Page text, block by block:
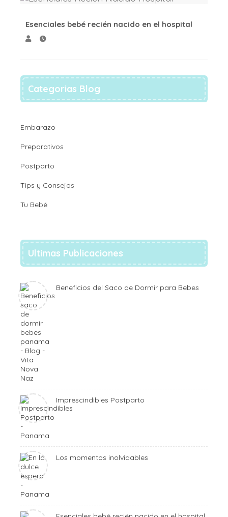
Esenciales bebé recién nacido en el hospital
Categorias Blog
Embarazo
Preparativos
Postparto
Tips y Consejos
Tu Bebé
Ultimas Publicaciones
Beneficios del Saco de Dormir para Bebes
Imprescindibles Postparto
Los momentos inolvidables